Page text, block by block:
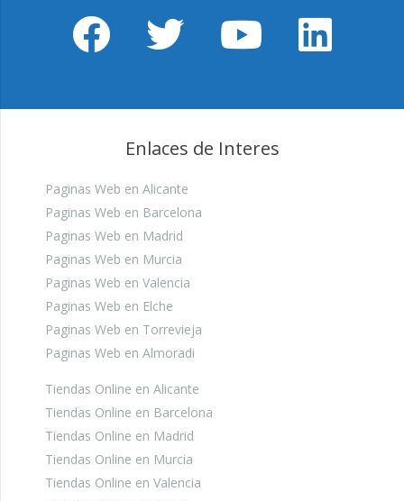
Enlaces de Interes
Paginas Web en Alicante
Paginas Web en Barcelona
Paginas Web en Madrid
Paginas Web en Murcia
Paginas Web en Valencia
Paginas Web en Elche
Paginas Web en Torrevieja
Paginas Web en Almoradi
Tiendas Online en Alicante
Tiendas Online en Barcelona
Tiendas Online en Madrid
Tiendas Online en Murcia
Tiendas Online en Valencia